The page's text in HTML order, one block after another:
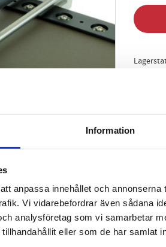
Information
anpassa innehållet och
Vi vidarebefordrar även sådana
analysföretag som vi samarbetar
eller som de har samlat